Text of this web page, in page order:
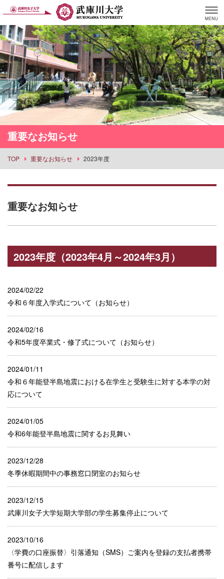
重要なお知らせ
TOP 重要なお知らせ 2023年度
重要なお知らせ
2023年度（2023年4月～2024年3月）
2024/02/22
令和６年度入学式について（お知らせ）
2024/02/16
令和5年度卒業式・修了式について（お知らせ）
2024/01/11
令和６年能登半島地震における在学生と受験生に対する本学の対
応について
2024/01/05
令和6年能登半島地震に関するお見舞い
2023/12/28
冬季休暇期間中の事務窓口閉室のお知らせ
2023/12/15
武庫川女子大学短期大学部の学生募集停止について
2023/10/16
〈学費の口座振替〉引落通知（SMS）ご案内を登録の支払者携帯
番号に配信します